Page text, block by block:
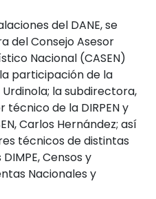
del DANE, se
del Consejo Asesor
Nacional (CASEN)
participación de la
la subdirectora,
de la DIRPEN y
Carlos Hernández; así
técnicos de distintas
Censos y
Nacionales y